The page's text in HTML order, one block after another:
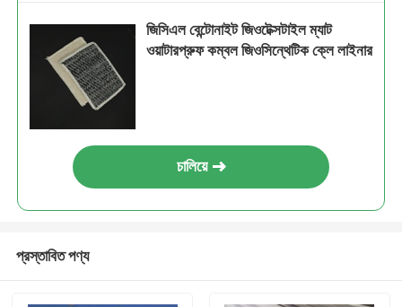
জিসিএল বেন্টোনাইট জিওটেক্সটাইল ম্যাট
ওয়াটারপ্রুফ কম্বল জিওসিন্থেটিক ক্লে লাইনার
চালিয়ে
প্রস্তাবিত পণ্য